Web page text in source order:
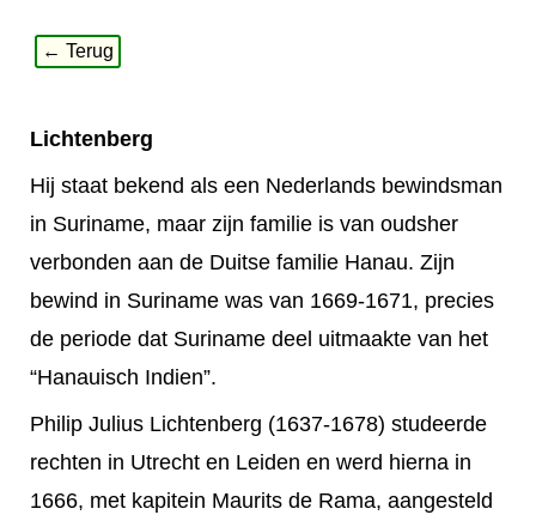
← Terug
Lichtenberg
Hij staat bekend als een Nederlands bewindsman
in Suriname, maar zijn familie is van oudsher
verbonden aan de Duitse familie Hanau. Zijn
bewind in Suriname was van 1669-1671, precies
de periode dat Suriname deel uitmaakte van het
“Hanauisch Indien”.
Philip Julius Lichtenberg (1637-1678) studeerde
rechten in Utrecht en Leiden en werd hierna in
1666, met kapitein Maurits de Rama, aangesteld